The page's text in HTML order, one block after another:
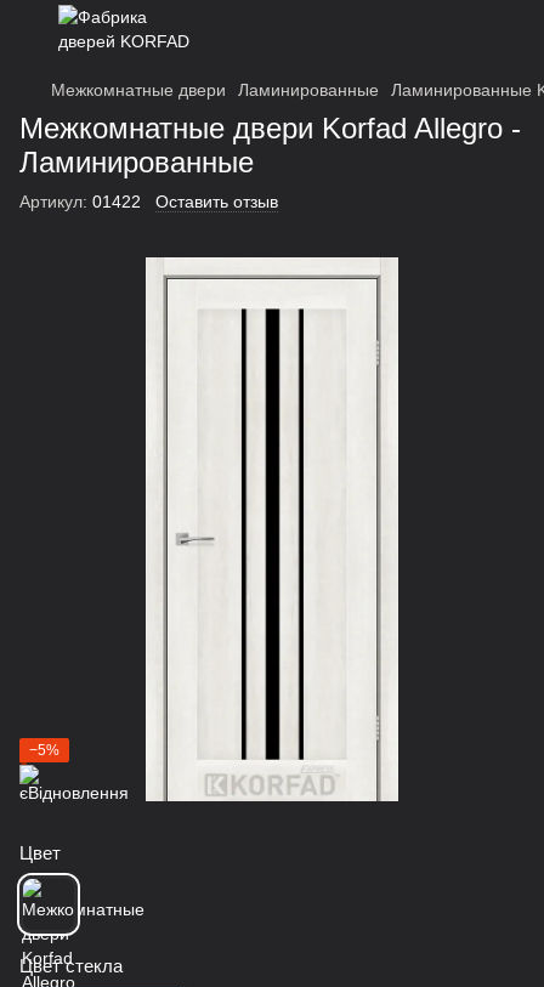
Межкомнатные двери Ламинированные Ламинированные
Межкомнатные двери Korfad Allegro -
Ламинированные
Артикул: 01422 Оставить отзыв
−5%
Цвет
Цвет стекла